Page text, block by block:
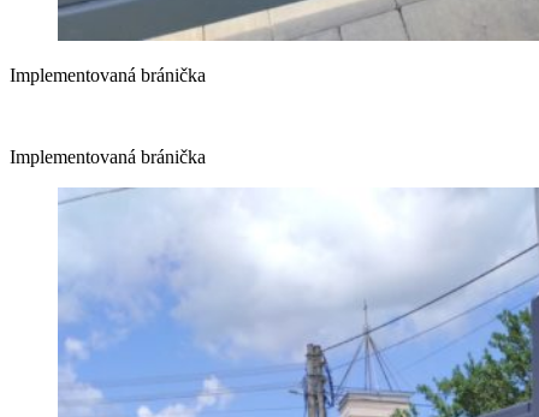
Implementovaná bránička
Implementovaná bránička